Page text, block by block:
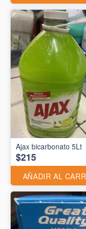
Ajax bicarbonato 5Lt
$215
AÑADIR AL